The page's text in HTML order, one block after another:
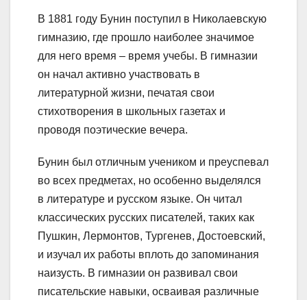
В 1881 году Бунин поступил в Николаевскую
гимназию, где прошло наиболее значимое
для него время – время учебы. В гимназии
он начал активно участвовать в
литературной жизни, печатая свои
стихотворения в школьных газетах и
проводя поэтические вечера.
Бунин был отличным учеником и преуспевал
во всех предметах, но особенно выделялся
в литературе и русском языке. Он читал
классических русских писателей, таких как
Пушкин, Лермонтов, Тургенев, Достоевский,
и изучал их работы вплоть до запоминания
наизусть. В гимназии он развивал свои
писательские навыки, осваивая различные